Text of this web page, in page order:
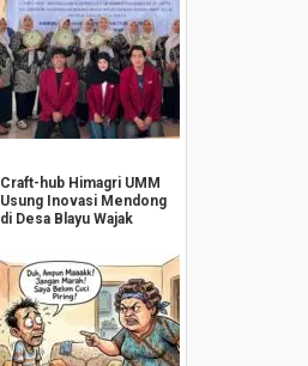
Craft-hub Himagri UMM
Usung Inovasi Mendong
di Desa Blayu Wajak